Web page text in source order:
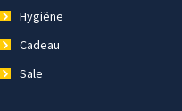
Hygiëne
Cadeau
Sale